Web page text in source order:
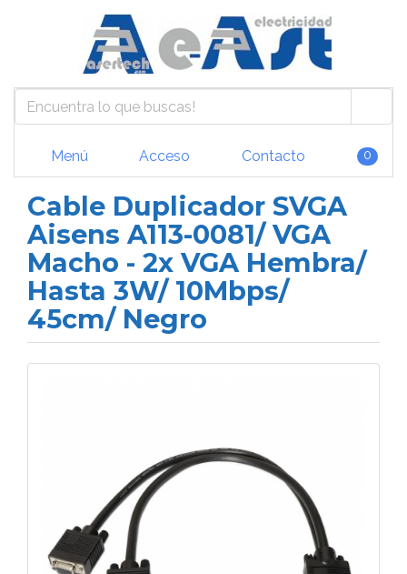
Menú Acceso Contacto 0
Cable Duplicador SVGA
Aisens A113-0081/ VGA
Macho - 2x VGA Hembra/
Hasta 3W/ 10Mbps/
45cm/ Negro